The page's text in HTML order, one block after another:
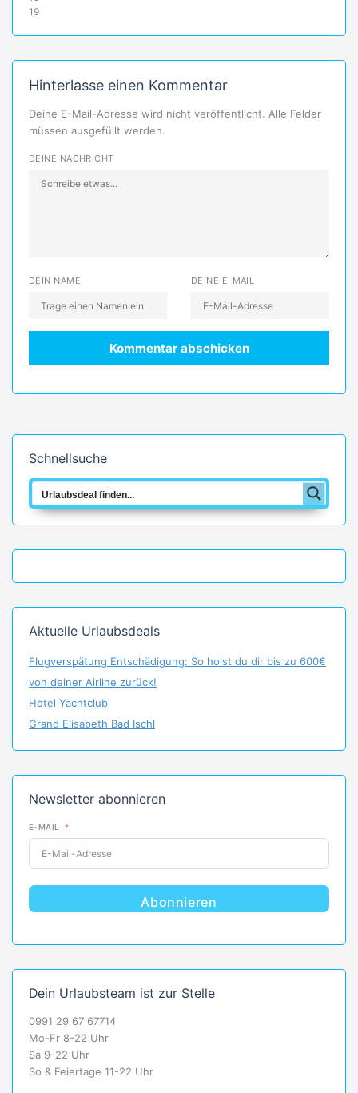
19
Hinterlasse einen Kommentar
Deine E-Mail-Adresse wird nicht veröffentlicht. Alle Felder
müssen ausgefüllt werden.
DEINE NACHRICHT
DEIN NAME DEINE E-MAIL
Schnellsuche
Aktuelle Urlaubsdeals
Flugverspätung Entschädigung: So holst du dir bis zu 600€
von deiner Airline zurück!
Hotel Yachtclub
Grand Elisabeth Bad Ischl
Newsletter abonnieren
E-MAIL
Abonnieren
Dein Urlaubsteam ist zur Stelle
0991 29 67 67714
Mo-Fr 8-22 Uhr
Sa 9-22 Uhr
So & Feiertage 11-22 Uhr